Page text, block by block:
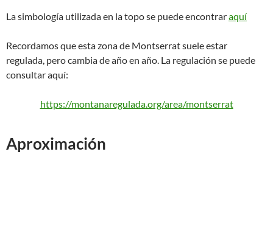
La simbología utilizada en la topo se puede encontraraquí
Recordamos que esta zona de Montserrat suele estar
regulada, pero cambia de año en año. La regulación se puede
consultar aquí:
https://montanaregulada.org/area/montserrat
Aproximación